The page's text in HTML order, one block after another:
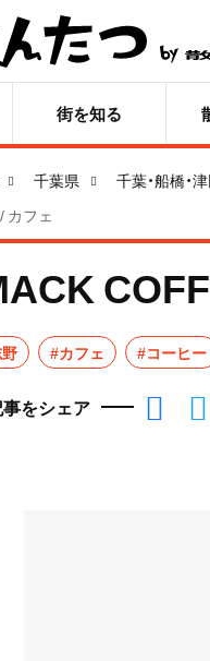
街を知る
千葉県 千葉・船橋・
カフェ
#カフェ #コーヒー
をシェア